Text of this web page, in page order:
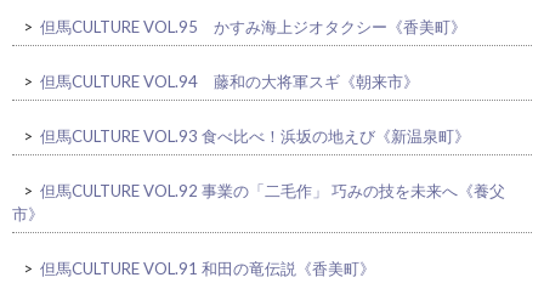
> 但馬CULTURE VOL.95 かすみ海上ジオタクシー《香美町》
> 但馬CULTURE VOL.94 藤和の大将軍スギ《朝来市》
> 但馬CULTURE VOL.93 食べ比べ！浜坂の地えび《新温泉町》
> 但馬CULTURE VOL.92 事業の「二毛作」 巧みの技を未来へ《養父
市》
> 但馬CULTURE VOL.91 和田の竜伝説《香美町》